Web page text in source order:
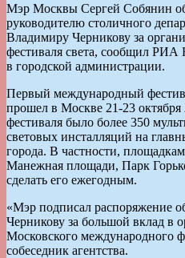
Мэр Москвы Сергей Собянин
руководителю столичного
Владимиру Черникову за
фестиваля света, сообщил РИА
в городской администрации.
Первый международный
прошел в Москве 21-23
фестиваля было более 350
световых инсталляций на
города. В частности,
Манежная площади, Парк
сделать его ежегодным.
«Мэр подписал распоряжение
Черникову за большой вклад в
Московского международного
собеседник агентства.